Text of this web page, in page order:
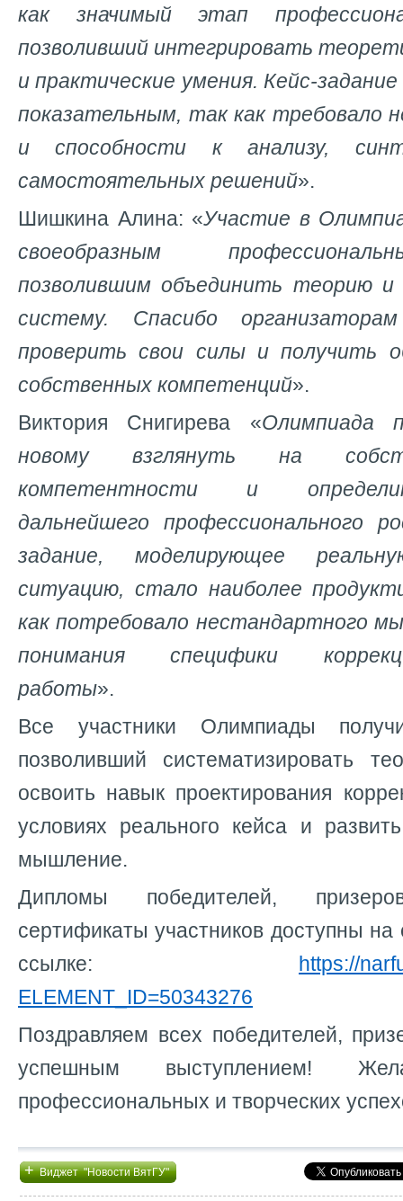
как значимый этап
позволивший интегрировать
и практические умения. Кейс-
показательным, так как требовало
и способности к анализу,
самостоятельных решений».
Шишкина Алина: «Участие в
своеобразным
позволившим объединить теорию и
систему. Спасибо
проверить свои силы и получить
собственных компетенций».
Виктория Снигирева «Олимпиада
новому взглянуть на
компетентности и
дальнейшего профессионального
задание, моделирующее
ситуацию, стало наиболее
как потребовало нестандартного
понимания специфики
работы».
Все участники Олимпиады
позволивший систематизировать
освоить навык проектирования
условиях реального кейса и
мышление.
Дипломы победителей,
сертификаты участников доступны
ссылке: https://
ELEMENT_ID=50343276
Поздравляем всех победителей,
успешным выступлением!
профессиональных и творческих
+Виджет "Новости ВятГУ"